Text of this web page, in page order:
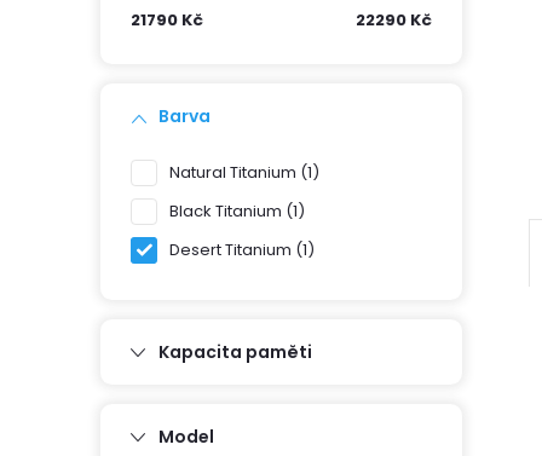
p
21790 Kč 22290 Kč
Barva
Natural Titanium 1
Black Titanium 1
Desert Titanium 1
Kapacita paměti
Model